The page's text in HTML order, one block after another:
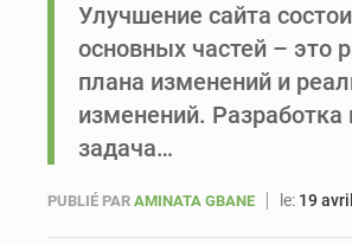
Улучшение сайта
основных частей – это
плана изменений и
изменений. Разработка
задача…
PUBLIÉ PAR AMINATA GBANE le: 19